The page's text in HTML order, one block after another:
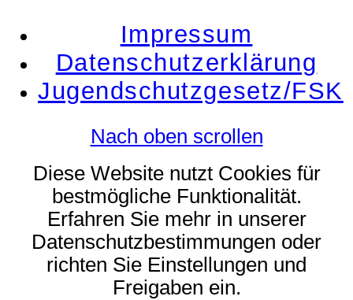
Impressum
Datenschutzerklärung
Jugendschutzgesetz/FSK
Nach oben scrollen
Diese Website nutzt Cookies für
bestmögliche Funktionalität.
Erfahren Sie mehr in unserer
Datenschutzbestimmungen oder
richten Sie Einstellungen und
Freigaben ein.